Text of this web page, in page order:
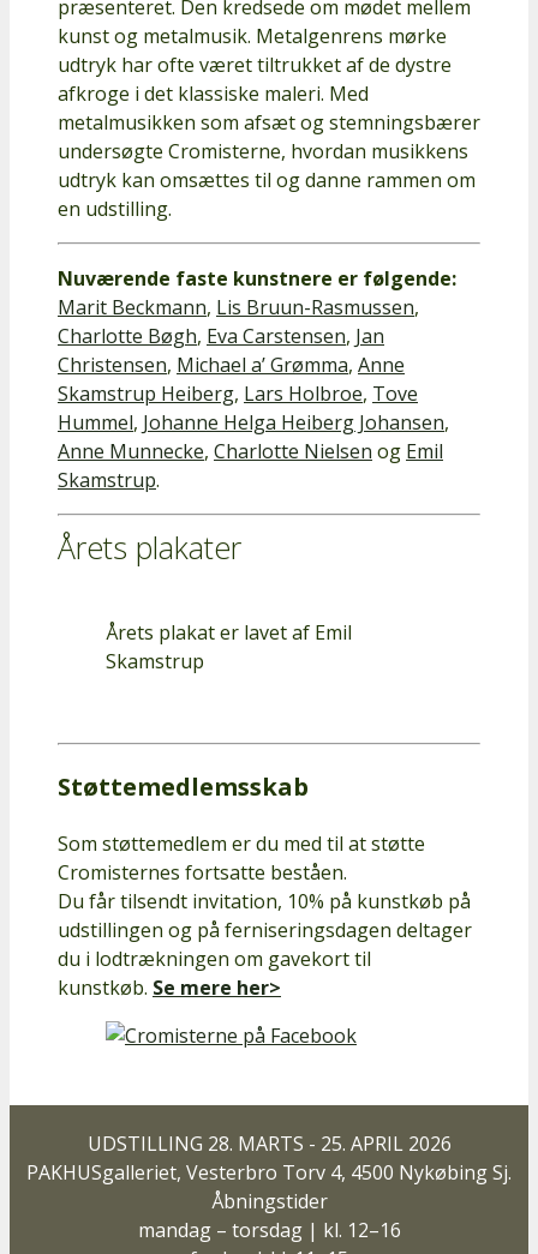
præsenteret. Den kredsede om mødet mellem
kunst og metalmusik. Metalgenrens mørke
udtryk har ofte været tiltrukket af de dystre
afkroge i det klassiske maleri. Med
metalmusikken som afsæt og stemningsbærer
undersøgte Cromisterne, hvordan musikkens
udtryk kan omsættes til og danne rammen om
en udstilling.
Nuværende faste kunstnere er følgende:
Marit Beckmann, Lis Bruun-Rasmussen,
Charlotte Bøgh, Eva Carstensen, Jan
Christensen, Michael a’ Grømma, Anne
Skamstrup Heiberg, Lars Holbroe, Tove
Hummel, Johanne Helga Heiberg Johansen,
Anne Munnecke, Charlotte Nielsen og Emil
Skamstrup.
Årets plakater
Årets plakat er lavet af Emil
Skamstrup
Støttemedlemsskab
Som støttemedlem er du med til at støtte
Cromisternes fortsatte beståen.
Du får tilsendt invitation, 10% på kunstkøb på
udstillingen og på ferniseringsdagen deltager
du i lodtrækningen om gavekort til
kunstkøb. Se mere her>
UDSTILLING 28. MARTS - 25. APRIL 2026
PAKHUSgalleriet, Vesterbro Torv 4, 4500 Nykøbing Sj.
Åbningstider
mandag – torsdag | kl. 12–16